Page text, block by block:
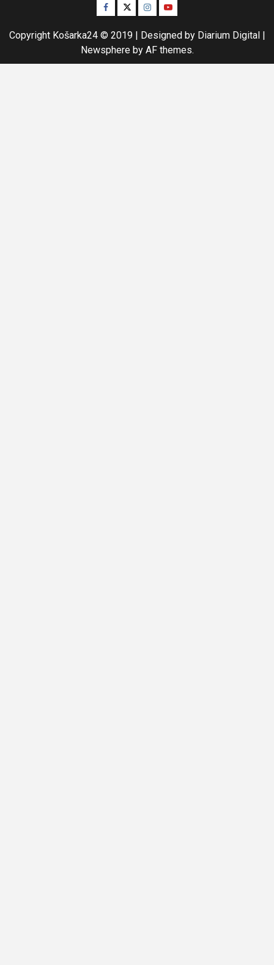
Facebook
TwitterInstagram
Youtube
Copyright Košarka24 © 2019 | Designed by Diarium Digital |
Newsphereby AF themes.